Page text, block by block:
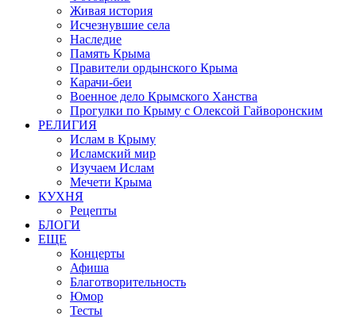
Живая история
Исчезнувшие села
Наследие
Память Крыма
Правители ордынского Крыма
Карачи-беи
Военное дело Крымского Ханства
Прогулки по Крыму с Олексой Гайворонским
РЕЛИГИЯ
Ислам в Крыму
Исламский мир
Изучаем Ислам
Мечети Крыма
КУХНЯ
Рецепты
БЛОГИ
ЕЩЕ
Концерты
Афиша
Благотворительность
Юмор
Тесты